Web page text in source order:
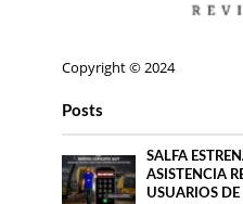
Copyright © 2024
Posts
SALFA
ASISTENCIA
USUARIOS